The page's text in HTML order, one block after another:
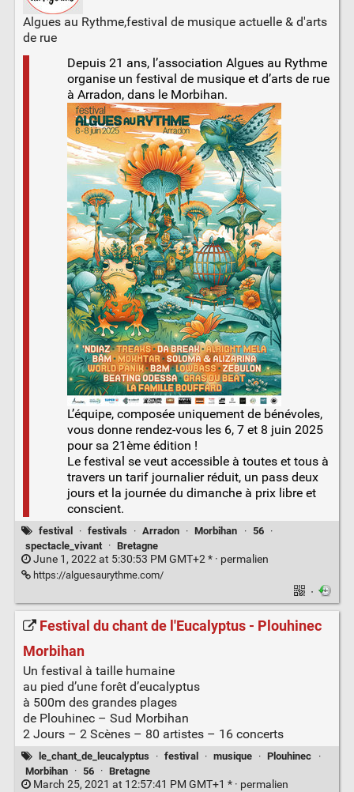
Algues au Rythme,festival de musique actuelle & d'arts
de rue
Depuis 21 ans, l’association Algues au Rythme
organise un festival de musique et d’arts de rue
à Arradon, dans le Morbihan.
L’équipe, composée uniquement de bénévoles,
vous donne rendez-vous les 6, 7 et 8 juin 2025
pour sa 21ème édition !
Le festival se veut accessible à toutes et tous à
travers un tarif journalier réduit, un pass deux
jours et la journée du dimanche à prix libre et
conscient.
festival · festivals · Arradon · Morbihan · 56
·
spectacle_vivant
· Bretagne
June 1, 2022 at 5:30:53 PM GMT+2 * · permalien
https://alguesaurythme.com/
·
Festival du chant de l'Eucalyptus - Plouhinec
Morbihan
Un festival à taille humaine
au pied d’une forêt d’eucalyptus
à 500m des grandes plages
de Plouhinec – Sud Morbihan
2 Jours – 2 Scènes – 80 artistes – 16 concerts
le_chant_de_leucalyptus · festival · musique · Plouhinec
·
Morbihan
· 56 · Bretagne
March 25, 2021 at 12:57:41 PM GMT+1 * · permalien